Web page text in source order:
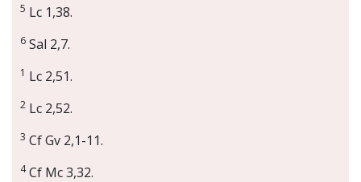
5 Lc 1,38.
6 Sal 2,7.
1 Lc 2,51.
2 Lc 2,52.
3 Cf Gv 2,1-11.
4Cf Mc 3,32.